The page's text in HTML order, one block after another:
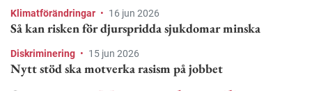
Klimatförändringar • 16 jun 2026
Så kan risken för djurspridda sjukdomar minska
Diskriminering • 15 jun 2026
Nytt stöd ska motverka rasism på jobbet